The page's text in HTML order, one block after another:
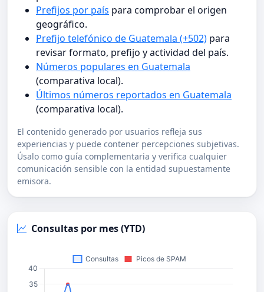
Prefijos por país para comprobar el origen
geográfico.
Prefijo telefónico de Guatemala (+502) para
revisar formato, prefijo y actividad del país.
Números populares en Guatemala
(comparativa local).
Últimos números reportados en Guatemala
(comparativa local).
El contenido generado por usuarios refleja sus
experiencias y puede contener percepciones subjetivas.
Úsalo como guía complementaria y verifica cualquier
comunicación sensible con la entidad supuestamente
emisora.
Consultas por mes (YTD)